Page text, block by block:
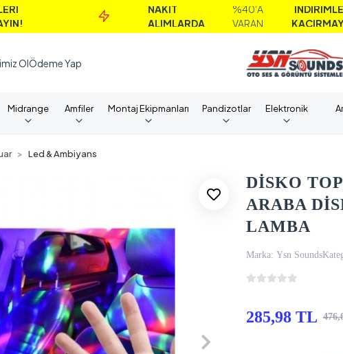
NAKİT
ALIMLARDA
VARAN
İNDİRİMLERİ
KAÇIRMAYIN!
OlÖdeme Yap
Midrange Amfiler Montaj Ekipmanları Pandizotlar Elektronik
Led & Ambiyans
DİSKO
ARABA
LAMBA
Marka: Ysn Sounds
285,98 TL